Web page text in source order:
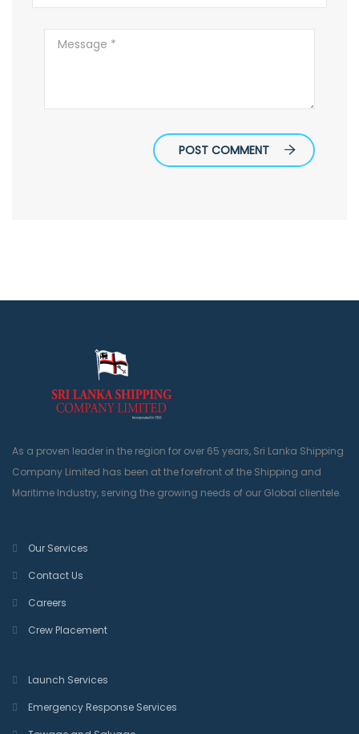
POST COMMENT
As a proven leader in the region for over 65 years, Sri Lanka Shipping
Company Limited has been at the forefront of the Shipping and
Maritime Industry, serving the growing needs of our Global clientele.
Our Services
Contact Us
Careers
Crew Placement
Launch Services
Emergency Response Services